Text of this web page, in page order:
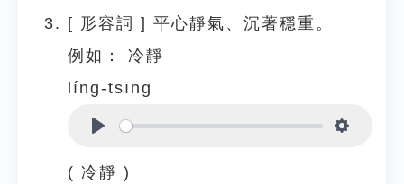
[ 形容詞 ] 平心靜氣、沉著穩重。
例如：
冷靜
líng-tsīng
( 冷靜 )